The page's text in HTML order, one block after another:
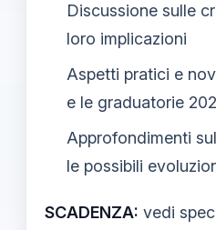
Discussione sulle
loro implicazioni
Aspetti pratici e
e le graduatorie
Approfondimenti
le possibili
SCADENZA: vedi